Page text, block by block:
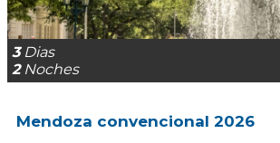
3Dias
2Noches
Mendoza convencional 2026